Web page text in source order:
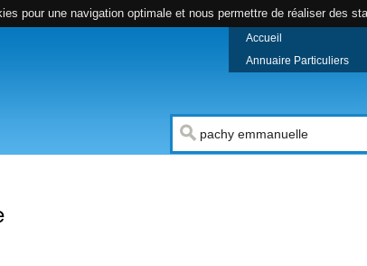
pour une navigation optimale et nous permettre de réaliser des
Accueil
Annuaire Particuliers